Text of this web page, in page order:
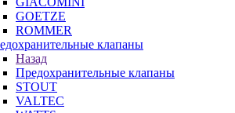
GOETZE
ROMMER
клапаны
Назад
Предохранительные клапаны
STOUT
VALTEC